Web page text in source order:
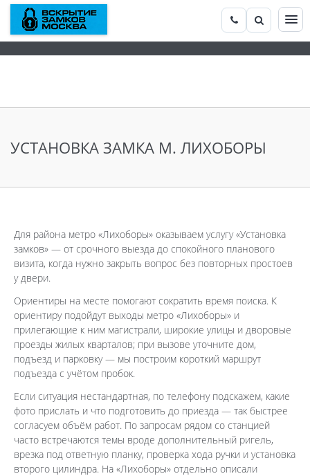
УСТАНОВКА ЗАМКА М. ЛИХОБОРЫ
Для района метро «Лихоборы» оказываем услугу «Установка
замков» — от срочного выезда до спокойного планового
визита, когда нужно закрыть вопрос без повторных простоев
у двери.
Ориентиры на месте помогают сократить время поиска. К
ориентиру подойдут выходы метро «Лихоборы» и
прилегающие к ним магистрали, широкие улицы и дворовые
проезды жилых кварталов; при вызове уточните дом,
подъезд и парковку — мы построим короткий маршрут
подъезда с учётом пробок.
Если ситуация нестандартная, по телефону подскажем, какие
фото прислать и что подготовить до приезда — так быстрее
согласуем объём работ. По запросам рядом со станцией
часто встречаются темы вроде дополнительный ригель,
врезка под ответную планку, проверка хода ручки и установка
второго цилиндра. На «Лихоборы» отдельно описали